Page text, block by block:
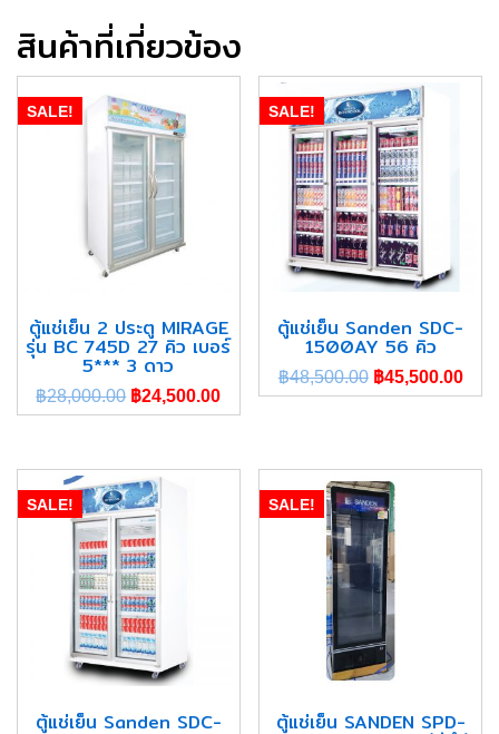
สินค้าที่เกี่ยวข้อง
SALE!
ตู้แช่เย็น 2 ประตู MIRAGE
รุ่น BC 745D 27 คิว เบอร์
5*** 3 ดาว
฿28,000.00 ฿24,500.00
SALE!
ตู้แช่เย็น Sanden SDC-
1500AY 56 คิว
฿48,500.00 ฿45,500.00
SALE!
ตู้แช่เย็น Sanden SDC-
SALE!
ตู้แช่เย็น SANDEN SPD-